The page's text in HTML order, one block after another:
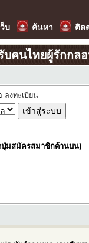
บ ค้นหา ติด
คนไทยผู้รักกล
ลงทะเบียน
ปุ่มสมัครสมาชิกด้านบน)